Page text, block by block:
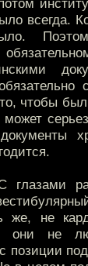
всегда.
чтобы
же, не
они не
позиции